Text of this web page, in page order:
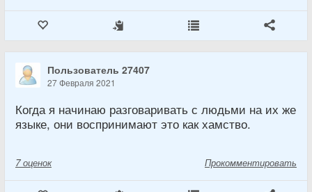
Пользователь 27407
27 Февраля 2021
Когда я начинаю разговаривать с людьми на их же
языке, они воспринимают это как хамство.
7 оценок Прокомментировать